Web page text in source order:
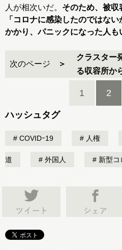
人が相次いだ。 そのため、被収
「コロナに感染したのではな
かかり、パニックになった人も
次のページ
クラスター
る収容所か
1 2
ハッシュタグ
COVIDｰ19 人権
道 外国人 新型コ